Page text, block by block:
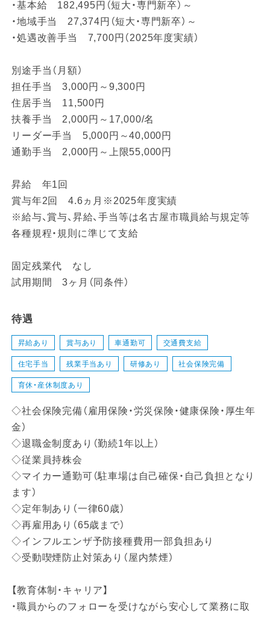
・基本給 182,495円（短大・専門新卒）～
・地域手当 27,374円（短大・専門新卒）～
・処遇改善手当 7,700円（2025年度実績）
別途手当（月額）
担任手当 3,000円～9,300円
住居手当 11,500円
扶養手当 2,000円～17,000/名
リーダー手当 5,000円～40,000円
通勤手当 2,000円～上限55,000円
昇給 年1回
賞与年2回 4.6ヵ月※2025年度実績
※給与、賞与、昇給、手当等は名古屋市職員給与規定等
各種規程・規則に準じて支給
固定残業代 なし
試用期間 3ヶ月（同条件）
待遇
昇給あり 賞与あり 車通勤可 交通費支給
住宅手当 残業手当あり 研修あり 社会保険完備
育休・産休制度あり
◇社会保険完備（雇用保険・労災保険・健康保険・厚生年
金）
◇退職金制度あり（勤続1年以上）
◇従業員持株会
◇マイカー通勤可（駐車場は自己確保・自己負担となり
ます）
◇定年制あり（一律60歳）
◇再雇用あり（65歳まで）
◇インフルエンザ予防接種費用一部負担あり
◇受動喫煙防止対策あり（屋内禁煙）
【教育体制・キャリア】
・職員からのフォローを受けながら安心して業務に取